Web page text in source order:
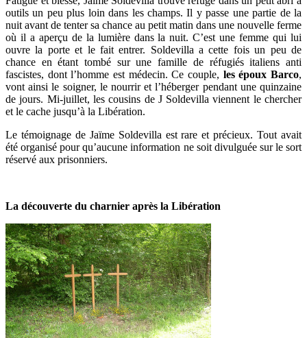
outils un peu plus loin dans les champs. Il y passe une partie de la
nuit avant de tenter sa chance au petit matin dans une nouvelle ferme
où il a aperçu de la lumière dans la nuit. C’est une femme qui lui
ouvre la porte et le fait entrer. Soldevilla a cette fois un peu de
chance en étant tombé sur une famille de réfugiés italiens anti
fascistes, dont l’homme est médecin. Ce couple, les époux Barco,
vont ainsi le soigner, le nourrir et l’héberger pendant une quinzaine
de jours. Mi-juillet, les cousins de J Soldevilla viennent le chercher
et le cache jusqu’à la Libération.
Le témoignage de Jaïme Soldevilla est rare et précieux. Tout avait
été organisé pour qu’aucune information ne soit divulguée sur le sort
réservé aux prisonniers.
La découverte du charnier après la Libération